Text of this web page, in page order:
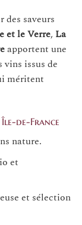
des saveurs
et le Verre, La
apportent une
issus de
méritent
de-France
nature.
et
et sélection